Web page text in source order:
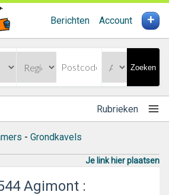
Berichten Account +
Zoeken
Rubrieken
- Grondkavels
Je link hier plaatsen
Agimont :